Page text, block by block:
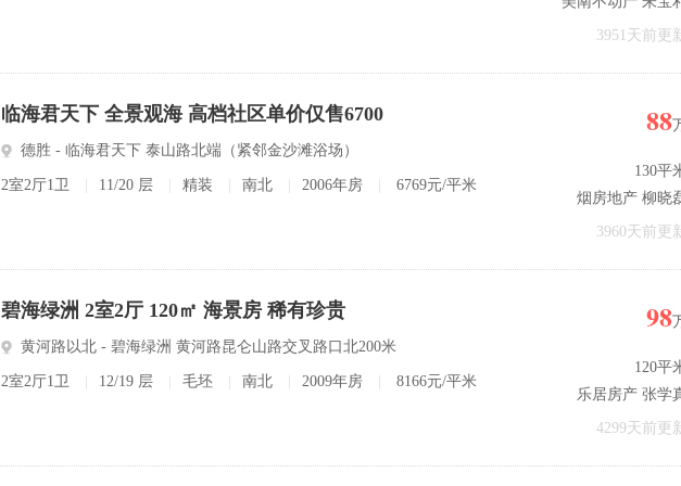
3951天前更
临海君天下 全景观海 高档社区单价仅售6700
德胜 - 临海君天下 泰山路北端（紧邻金沙滩浴场）
2室2厅1卫 11/20 层 精装 南北 2006年房 6769元/平米
88
130平
烟房地产 柳晓
3960天前更
碧海绿洲 2室2厅 120㎡ 海景房 稀有珍贵
黄河路以北 - 碧海绿洲 黄河路昆仑山路交叉路口北200米
2室2厅1卫 12/19 层 毛坯 南北 2009年房 8166元/平米
98
120平
乐居房产 张学
4299天前更